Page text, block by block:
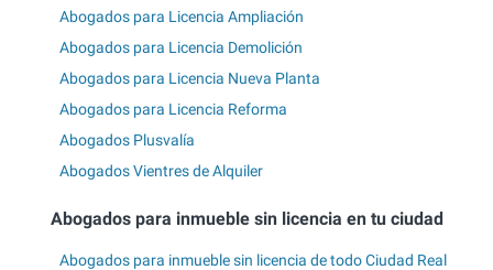
Abogados para Licencia Ampliación
Abogados para Licencia Demolición
Abogados para Licencia Nueva Planta
Abogados para Licencia Reforma
Abogados Plusvalía
Abogados Vientres de Alquiler
Abogados para inmueble sin licencia en tu ciudad
Abogados para inmueble sin licencia de todo Ciudad Real